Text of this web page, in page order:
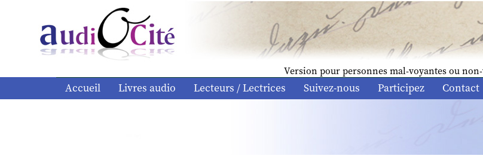
Version pour personnes mal-voyantes ou
Accueil Livres audio Lecteurs / Lectrices Suivez-nous Participez Contact